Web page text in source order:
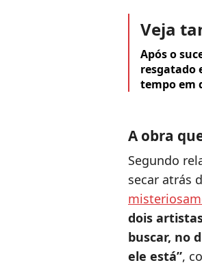
Veja
Após o
resgatado
tempo em
A obra
Segundo
secar atrás
dois
buscar, no
ele está”,